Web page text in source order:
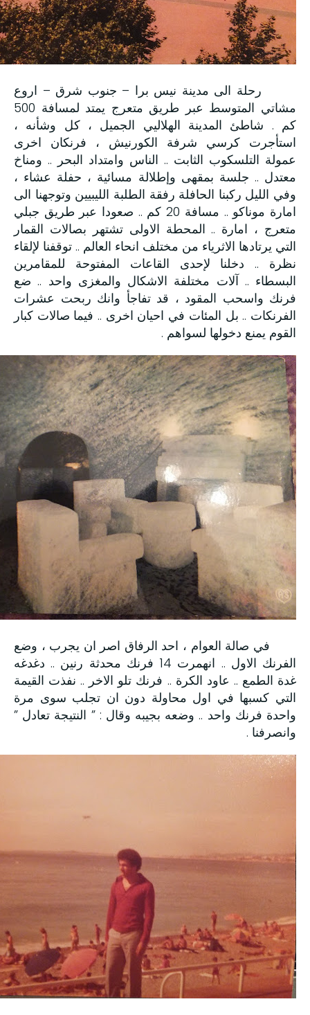
رحلة الى مدينة نيس برا – جنوب شرق – اروع
مشاتي المتوسط عبر طريق متعرج يمتد لمسافة 500
كم . شاطئ المدينة الهلاليي الجميل ، كل وشأنه ،
استأجرت كرسي شرفة الكورنيش ، فرنكان اخرى
عمولة التلسكوب الثابت .. الناس وامتداد البحر .. ومناخ
معتدل .. جلسة بمقهى وإطلالة مسائية ، حفلة عشاء ،
وفي الليل ركبنا الحافلة رفقة الطلبة الليبيين وتوجهنا الى
امارة موناكو .. مسافة 20 كم .. صعودا عبر طريق جبلي
متعرج ، امارة .. المحطة الاولى تشتهر بصالات القمار
التي يرتادها الاثرياء من مختلف انحاء العالم .. توقفنا لإلقاء
نظرة .. دخلنا لإحدى القاعات المفتوحة للمقامرين
البسطاء .. آلات مختلفة الاشكال والمغزى واحد .. ضع
فرنك واسحب المقود ، قد تفاجأ وانك ربحت عشرات
الفرنكات .. بل المئات في احيان اخرى .. فيما صالات كبار
القوم يمنع دخولها لسواهم .
في صالة العوام ، احد الرفاق اصر ان يجرب ، وضع
الفرنك الاول .. انهمرت 14 فرنك محدثة رنين .. دغدغه
غدة الطمع .. عاود الكرة .. فرنك تلو الاخر .. نفذت القيمة
التي كسبها في اول محاولة دون ان تجلب سوى مرة
واحدة فرنك واحد .. وضعه بجيبه وقال : ” النتيجة تعادل ”
وانصرفنا .